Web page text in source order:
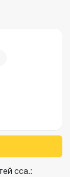
нас
окружена
а в центре
за
и сады. Сад
роде сад в
не
сса.: